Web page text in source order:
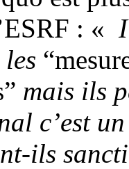
: «
mais ils
c’est
ils